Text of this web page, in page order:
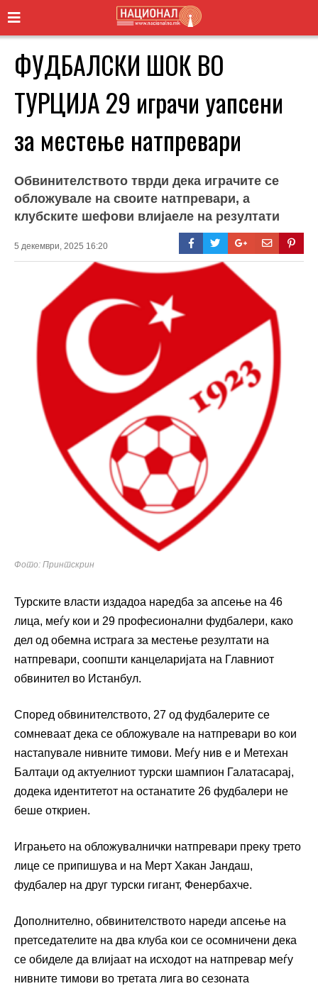
ФУДБАЛСКИ ШОК ВО
ТУРЦИЈА 29 играчи уапсени
за местење натпревари
Обвинителството тврди дека играчите се
обложувале на своите натпревари, а
клубските шефови влијаеле на резултати
5 декември, 2025 16:20
Фото: Принтскрин
Турските власти издадоа наредба за апсење на 46
лица, меѓу кои и 29 професионални фудбалери, како
дел од обемна истрага за местење резултати на
натпревари, соопшти канцеларијата на Главниот
обвинител во Истанбул.
Според обвинителството, 27 од фудбалерите се
сомневаат дека се обложувале на натпревари во кои
настапувале нивните тимови. Меѓу нив е и Метехан
Балтаџи од актуелниот турски шампион Галатасарај,
додека идентитетот на останатите 26 фудбалери не
беше откриен.
Играњето на обложувалнички натпревари преку трето
лице се припишува и на Мерт Хакан Јандаш,
фудбалер на друг турски гигант, Фенербахче.
Дополнително, обвинителството нареди апсење на
претседателите на два клуба кои се осомничени дека
се обиделе да влијаат на исходот на натпревар меѓу
нивните тимови во третата лига во сезоната